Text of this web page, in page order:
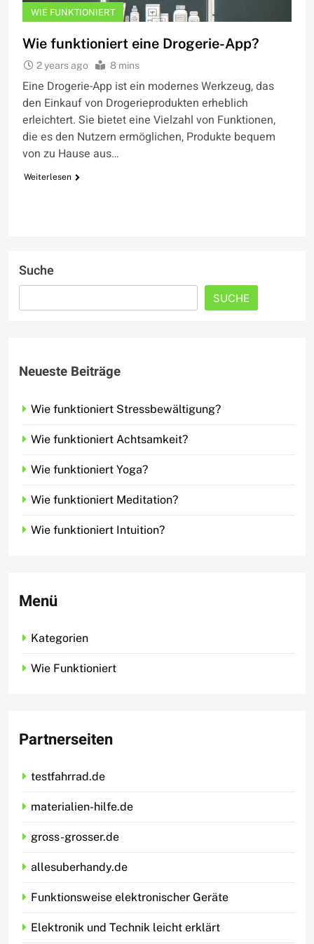
WIE FUNKTIONIERT
Wie funktioniert eine Drogerie-App?
2 years ago 8 mins
Eine Drogerie-App ist ein modernes Werkzeug, das
den Einkauf von Drogerieprodukten erheblich
erleichtert. Sie bietet eine Vielzahl von Funktionen,
die es den Nutzern ermöglichen, Produkte bequem
von zu Hause aus…
Weiterlesen
Suche
SUCHE
Neueste Beiträge
Wie funktioniert Stressbewältigung?
Wie funktioniert Achtsamkeit?
Wie funktioniert Yoga?
Wie funktioniert Meditation?
Wie funktioniert Intuition?
Menü
Kategorien
Wie Funktioniert
Partnerseiten
testfahrrad.de
materialien-hilfe.de
gross-grosser.de
allesuberhandy.de
Funktionsweise elektronischer Geräte
Elektronik und Technik leicht erklärt